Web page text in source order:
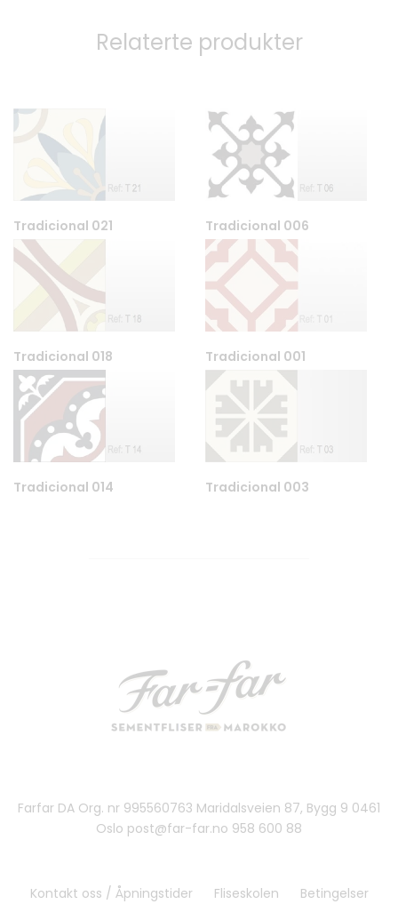
Relaterte produkter
Tradicional 021 Tradicional 006
Tradicional 018 Tradicional 001
Tradicional 014 Tradicional 003
Farfar DA Org. nr 995560763 Maridalsveien 87, Bygg 9 0461
Oslo post@far-far.no 958 600 88
Kontakt oss / Åpningstider Fliseskolen Betingelser